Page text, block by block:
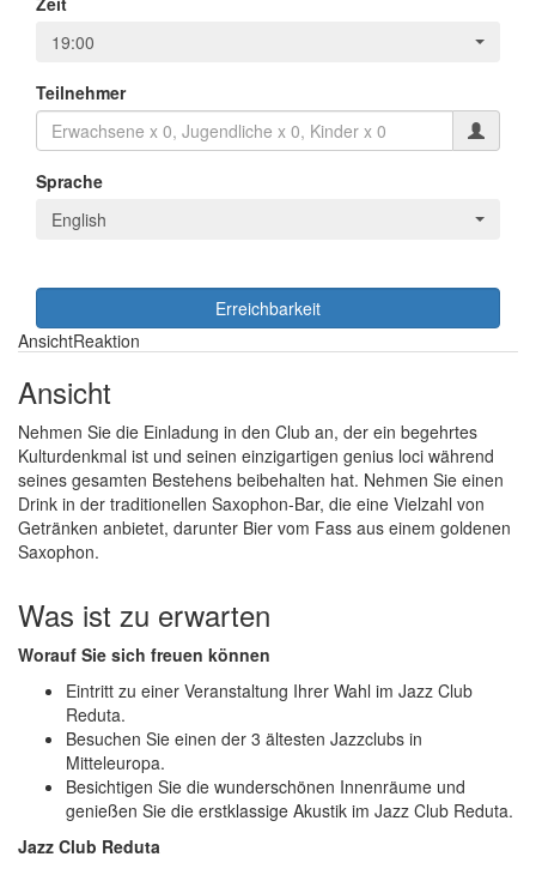
19:00
Teilnehmer
Sprache
English
Erreichbarkeit
AnsichtReaktion
Ansicht
Nehmen Sie die Einladung in den Club an, der ein begehrtes
Kulturdenkmal ist und seinen einzigartigen genius loci während
seines gesamten Bestehens beibehalten hat. Nehmen Sie einen
Drink in der traditionellen Saxophon-Bar, die eine Vielzahl von
Getränken anbietet, darunter Bier vom Fass aus einem goldenen
Saxophon.
Was ist zu erwarten
Worauf Sie sich freuen können
Eintritt zu einer Veranstaltung Ihrer Wahl im Jazz Club
Reduta.
Besuchen Sie einen der 3 ältesten Jazzclubs in
Mitteleuropa.
Besichtigen Sie die wunderschönen Innenräume und
genießen Sie die erstklassige Akustik im Jazz Club Reduta.
Jazz Club Reduta